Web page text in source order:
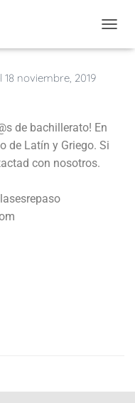
18 noviembre, 2019
de bachillerato! En
de Latín y Griego. Si
con nosotros.